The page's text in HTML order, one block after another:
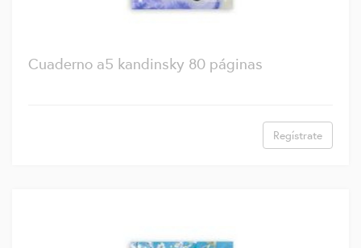
Cuaderno a5 kandinsky 80 páginas
Regístrate